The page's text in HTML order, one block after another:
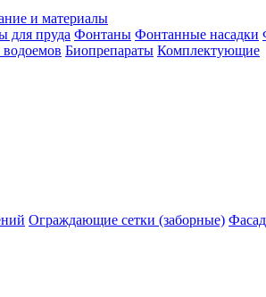
и материалы
для пруда Фонтаны Фонтанные насадки
Биопрепараты Комплектующие
Ограждающие сетки (заборные)